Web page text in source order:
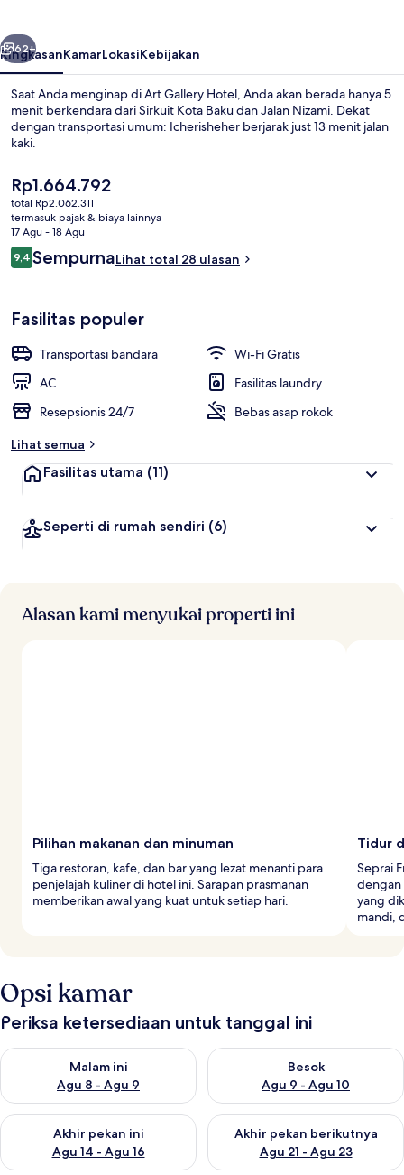
Berikutnya
62+
RingkasanKamarLokasiKebijakan
Saat Anda menginap di Art Gallery Hotel, Anda akan berada hanya 5
menit berkendara dari Sirkuit Kota Baku dan Jalan Nizami. Dekat
dengan transportasi umum: Icherisheher berjarak just 13 menit jalan
kaki.
Harga
saat
ini
Rp1.664.792
Rp1.664.792
total Rp2.062.311
termasuk pajak & biaya lainnya
17 Agu - 18 Agu
Ulasan
9,49,4 dari 10
SempurnaLihat total 28 ulasan
Fasilitas populer
Transportasi bandara
Wi-Fi Gratis
AC
Fasilitas laundry
Resepsionis 24/7
Bebas asap rokok
Lihat semua
Fasilitas utama (11)
Seperti di rumah sendiri (6)
Alasan kami menyukai properti ini
Pilihan makanan dan minuman
Tiga restoran, kafe, dan bar yang lezat menanti para
penjelajah kuliner di hotel ini. Sarapan prasmanan
memberikan awal yang kuat untuk setiap hari.
Tidur
Seprai
dengan
yang
mandi,
Opsi kamar
Periksa ketersediaan untuk tanggal ini
Malam ini
Agu 8 - Agu 9
Periksa ketersediaan untuk malam ini Agu 8 - Agu 9
Besok
Agu 9 - Agu 10
Periksa ketersediaan untuk
Akhir pekan ini
Agu 14 - Agu 16
Periksa ketersediaan untuk akhir pekan ini Agu 14 - Agu 16
Akhir pekan berikutnya
Agu 21 - Agu 23
Periksa ketersediaan untuk